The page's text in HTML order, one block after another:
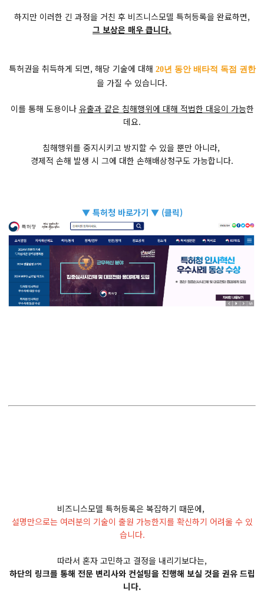
하지만 이러한 긴 과정을 거친 후 비즈니스모델 특허등록을 완료하면,
그 보상은 매우 큽니다.
특허권을 취득하게 되면, 해당 기술에 대해 20년 동안 배타적 독점 권한
을 가질 수 있습니다.
이를 통해 도용이나 유출과 같은 침해행위에 대해 적법한 대응이 가능한
데요.
침해행위를 중지시키고 방지할 수 있을 뿐만 아니라,
경제적 손해 발생 시 그에 대한 손해배상청구도 가능합니다.
▼ 특허청 바로가기 ▼ (클릭)
비즈니스모델 특허등록은 복잡하기 때문에,
설명만으로는 여러분의 기술이 출원 가능한지를 확신하기 어려울 수 있
습니다.
따라서 혼자 고민하고 결정을 내리기보다는,
하단의 링크를 통해 전문 변리사와 컨설팅을 진행해 보실 것을 권유 드립
니다.